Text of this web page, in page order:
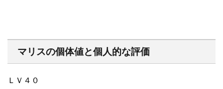
マリスの個体値と個人的な評価
ＬＶ４０